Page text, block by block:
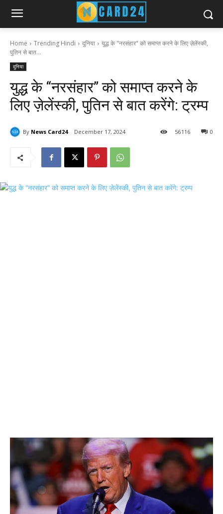
Home Trending Hindi दुनिया
युद्ध के "नरसंहार" को समाप्त करने के लिए ज़ेलेंस्की,
पुतिन से बात...
दुनिया
युद्ध के “नरसंहार” को समाप्त करने के
लिए ज़ेलेंस्की, पुतिन से बात करेंगे: ट्रम्प
By News Card24 December 17, 2024 0
56116